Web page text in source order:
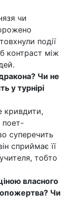
чи
події
контраст між
Чи не
у турнірі
кривдити,
поет-
суперечить
сприймає її
тобто
власного
Чи